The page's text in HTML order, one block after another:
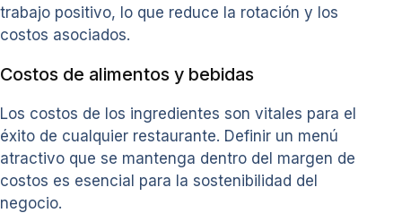
trabajo positivo, lo que reduce la rotación y los
costos asociados.
Costos de alimentos y bebidas
Los costos de los ingredientes son vitales para el
éxito de cualquier restaurante. Definir un menú
atractivo que se mantenga dentro del margen de
costos es esencial para la sostenibilidad del
negocio.